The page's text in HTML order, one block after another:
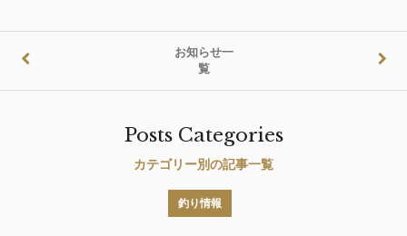
お知らせ一
覧
Posts Categories
カテゴリー別の記事一覧
釣り情報